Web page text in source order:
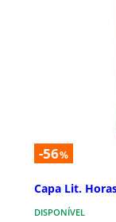
-56%
Capa Lit.
DISPONÍVEL